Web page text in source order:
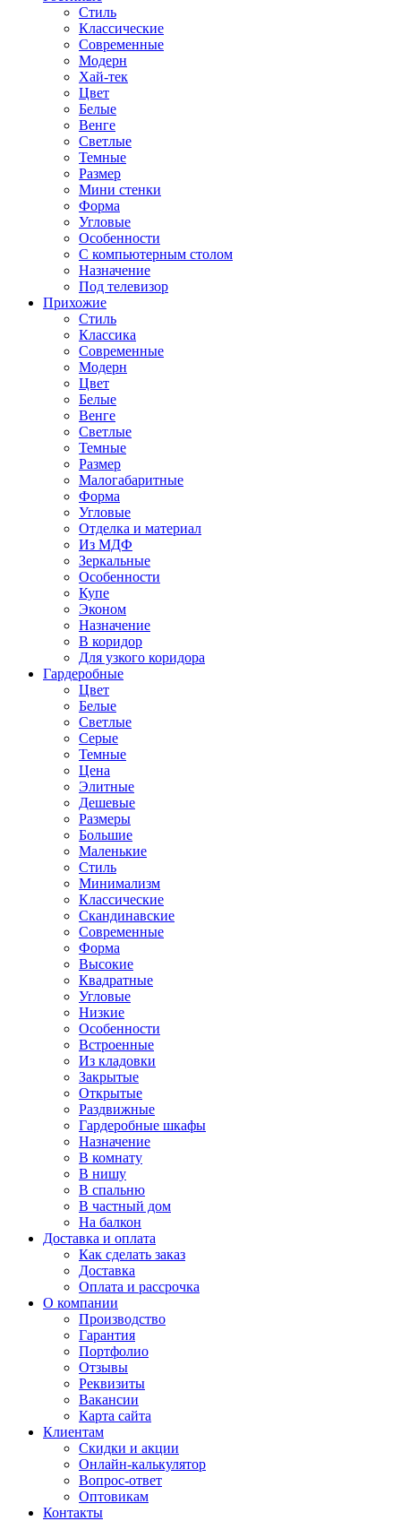
Стиль
Классические
Современные
Модерн
Хай-тек
Цвет
Белые
Венге
Светлые
Темные
Размер
Мини стенки
Форма
Угловые
Особенности
С компьютерным столом
Назначение
Под телевизор
Прихожие
Стиль
Классика
Современные
Модерн
Цвет
Белые
Венге
Светлые
Темные
Размер
Малогабаритные
Форма
Угловые
Отделка и материал
Из МДФ
Зеркальные
Особенности
Купе
Эконом
Назначение
В коридор
Для узкого коридора
Гардеробные
Цвет
Белые
Светлые
Серые
Темные
Цена
Элитные
Дешевые
Размеры
Большие
Маленькие
Стиль
Минимализм
Классические
Скандинавские
Современные
Форма
Высокие
Квадратные
Угловые
Низкие
Особенности
Встроенные
Из кладовки
Закрытые
Открытые
Раздвижные
Гардеробные шкафы
Назначение
В комнату
В нишу
В спальню
В частный дом
На балкон
Доставка и оплата
Как сделать заказ
Доставка
Оплата и рассрочка
О компании
Производство
Гарантия
Портфолио
Отзывы
Реквизиты
Вакансии
Карта сайта
Клиентам
Скидки и акции
Онлайн-калькулятор
Вопрос-ответ
Оптовикам
Контакты